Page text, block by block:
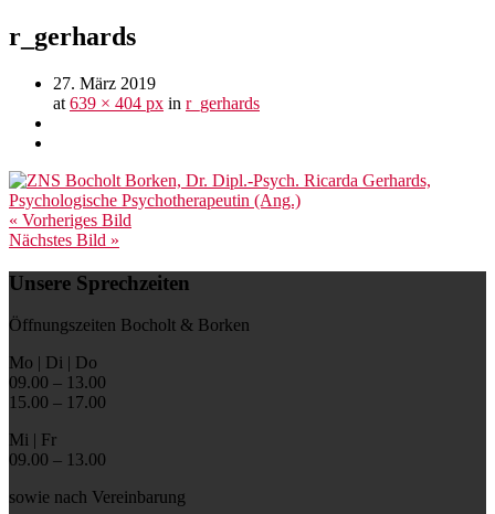
r_gerhards
27. März 2019
at 639 × 404 px in r_gerhards
« Vorheriges Bild
Nächstes Bild »
Unsere Sprechzeiten
Öffnungszeiten Bocholt & Borken
Mo | Di | Do
09.00 – 13.00
15.00 – 17.00
Mi | Fr
09.00 – 13.00
sowie nach Vereinbarung